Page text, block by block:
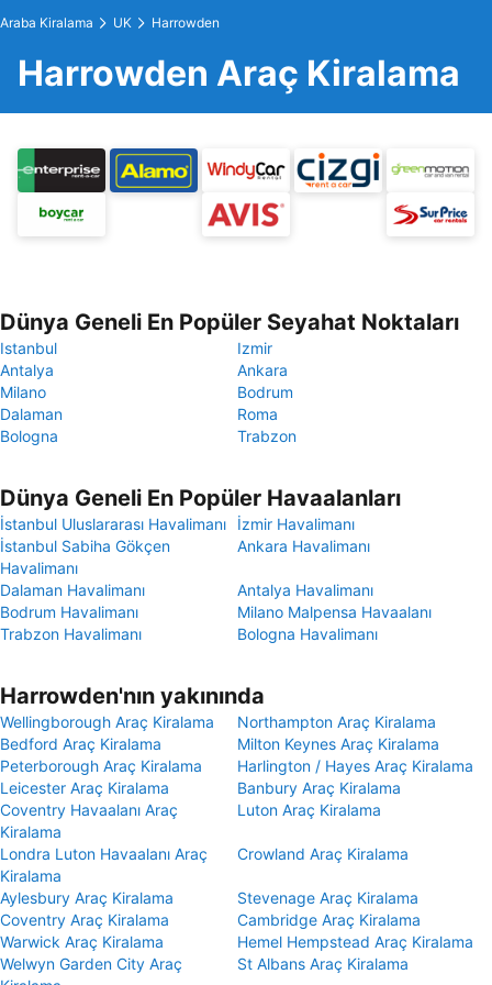
Araba Kiralama UK Harrowden
Harrowden Araç Kiralama
Dünya Geneli En Popüler Seyahat Noktaları
Istanbul
Izmir
Antalya
Ankara
Milano
Bodrum
Dalaman
Roma
Bologna
Trabzon
Dünya Geneli En Popüler Havaalanları
İstanbul Uluslararası Havalimanı
İzmir Havalimanı
İstanbul Sabiha Gökçen
Havalimanı
Ankara Havalimanı
Dalaman Havalimanı
Antalya Havalimanı
Bodrum Havalimanı
Milano Malpensa Havaalanı
Trabzon Havalimanı
Bologna Havalimanı
Harrowden'nın yakınında
Wellingborough Araç Kiralama
Northampton Araç Kiralama
Bedford Araç Kiralama
Milton Keynes Araç Kiralama
Peterborough Araç Kiralama
Harlington / Hayes Araç Kiralama
Leicester Araç Kiralama
Banbury Araç Kiralama
Coventry Havaalanı Araç
Kiralama
Luton Araç Kiralama
Londra Luton Havaalanı Araç
Kiralama
Crowland Araç Kiralama
Aylesbury Araç Kiralama
Stevenage Araç Kiralama
Coventry Araç Kiralama
Cambridge Araç Kiralama
Warwick Araç Kiralama
Hemel Hempstead Araç Kiralama
Welwyn Garden City Araç
St Albans Araç Kiralama